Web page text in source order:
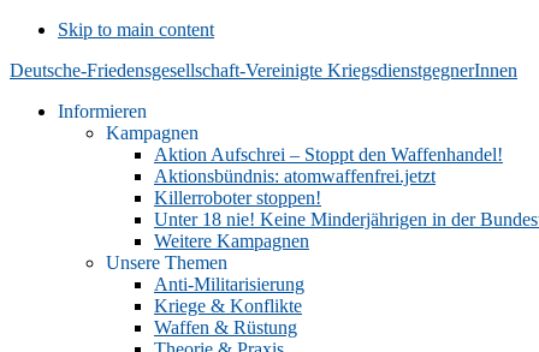
Skip to main content
Deutsche-Friedensgesellschaft-Vereinigte KriegsdienstgegnerInnen
Informieren
Kampagnen
Aktion Aufschrei – Stoppt den Waffenhandel!
Aktionsbündnis: atomwaffenfrei.jetzt
Killerroboter stoppen!
Unter 18 nie! Keine Minderjährigen in der
Weitere Kampagnen
Unsere Themen
Anti-Militarisierung
Kriege & Konflikte
Waffen & Rüstung